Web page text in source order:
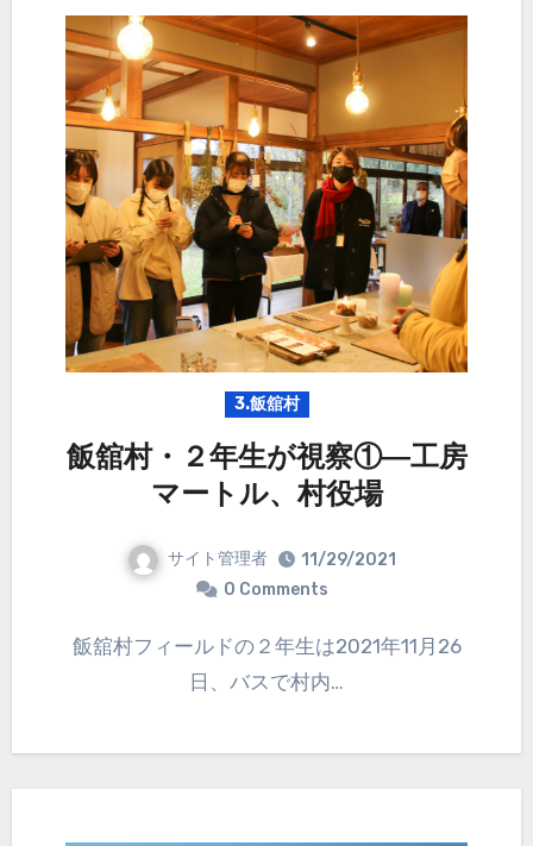
3.飯舘村
飯舘村・２年生が視察①―工房
マートル、村役場
サイト管理者
11/29/2021
0 Comments
飯舘村フィールドの２年生は2021年11月26
日、バスで村内…